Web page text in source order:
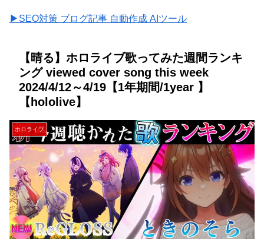
▶SEO対策 ブログ記事 自動作成 AIツール
【晴る】ホロライブ歌ってみた週間ランキ
ング viewed cover song this week
2024/4/12～4/19【1年期間/1year 】
【hololive】
ホロライブ